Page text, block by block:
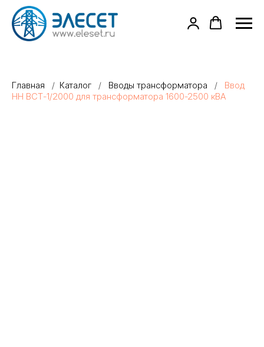
Главная / Каталог / Вводы трансформатора /
Ввод
НН ВСТ-1/2000 для трансформатора 1600-2500 кВА